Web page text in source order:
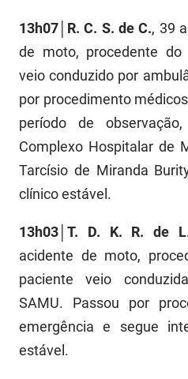
Segurança e Defesa Social
Turismo e Desenvolvimento Econômico
IPHAEP
JUCEP
LOTEP
Ouvidoria Geral do Estado
PBGÁS
PB Saúde
PBTUR
13h07│R. C. S. de C., 39
de moto, procedente do
veio conduzido por
por procedimento
período de
Complexo Hospitalar de
Tarcísio de Miranda
clínico estável.
13h03│T. D. K. R. de
acidente de moto,
paciente veio
SAMU. Passou por
emergência e segue
estável.